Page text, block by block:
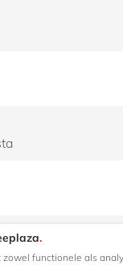
Amerika
.
functionele als